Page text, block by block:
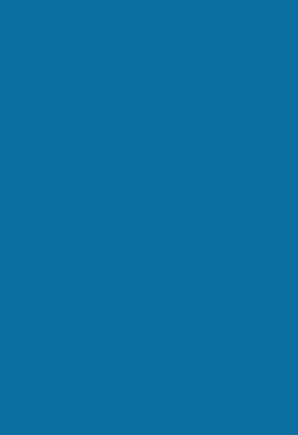
Качество воздуха
вентиляция с
Вентиляция с